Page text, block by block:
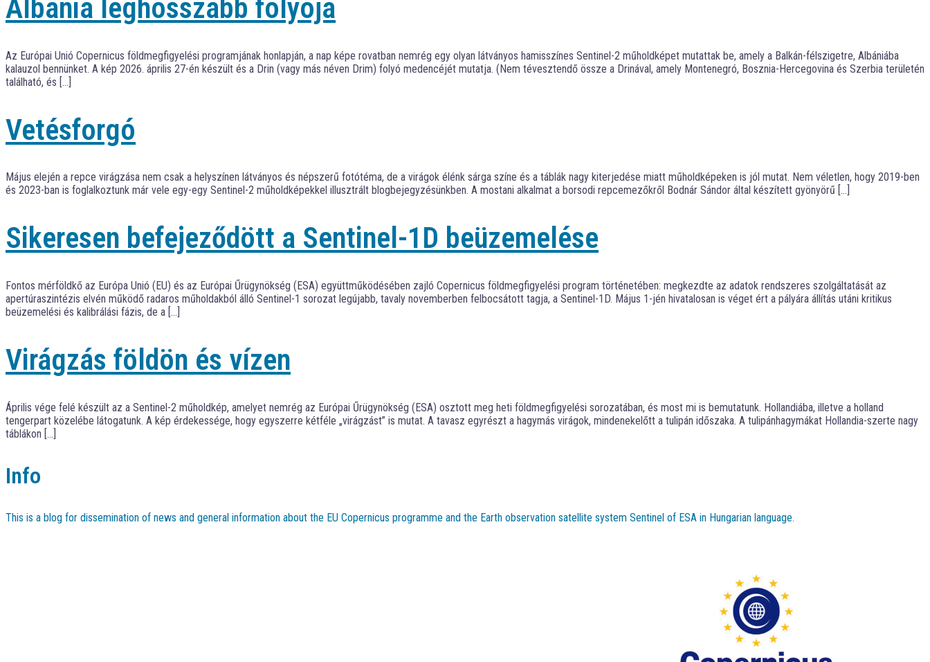
Albánia leghosszabb folyója
Az Európai Unió Copernicus földmegfigyelési programjának honlapján, a nap képe rovatban nemrég egy olyan látványos hamisszínes Sentinel-2 műholdképet mutattak be, amely a Balkán-félszigetre, Albániába
kalauzol bennünket. A kép 2026. április 27-én készült és a Drin (vagy más néven Drim) folyó medencéjét mutatja. (Nem tévesztendő össze a Drinával, amely Montenegró, Bosznia-Hercegovina és Szerbia területén
található, és […]
Vetésforgó
Május elején a repce virágzása nem csak a helyszínen látványos és népszerű fotótéma, de a virágok élénk sárga színe és a táblák nagy kiterjedése miatt műholdképeken is jól mutat. Nem véletlen, hogy 2019-ben
és 2023-ban is foglalkoztunk már vele egy-egy Sentinel-2 műholdképekkel illusztrált blogbejegyzésünkben. A mostani alkalmat a borsodi repcemezőkről Bodnár Sándor által készített gyönyörű […]
Sikeresen befejeződött a Sentinel-1D beüzemelése
Fontos mérföldkő az Európa Unió (EU) és az Európai Űrügynökség (ESA) együttműködésében zajló Copernicus földmegfigyelési program történetében: megkezdte az adatok rendszeres szolgáltatását az
apertúraszintézis elvén működő radaros műholdakból álló Sentinel-1 sorozat legújabb, tavaly novemberben felbocsátott tagja, a Sentinel-1D. Május 1-jén hivatalosan is véget ért a pályára állítás utáni kritikus
beüzemelési és kalibrálási fázis, de a […]
Virágzás földön és vízen
Április vége felé készült az a Sentinel-2 műholdkép, amelyet nemrég az Európai Űrügynökség (ESA) osztott meg heti földmegfigyelési sorozatában, és most mi is bemutatunk. Hollandiába, illetve a holland
tengerpart közelébe látogatunk. A kép érdekessége, hogy egyszerre kétféle „virágzást” is mutat. A tavasz egyrészt a hagymás virágok, mindenekelőtt a tulipán időszaka. A tulipánhagymákat Hollandia-szerte nagy
táblákon […]
Info
This is a blog for dissemination of news and general information about the EU Copernicus programme and the Earth observation satellite system Sentinel of ESA in Hungarian language.